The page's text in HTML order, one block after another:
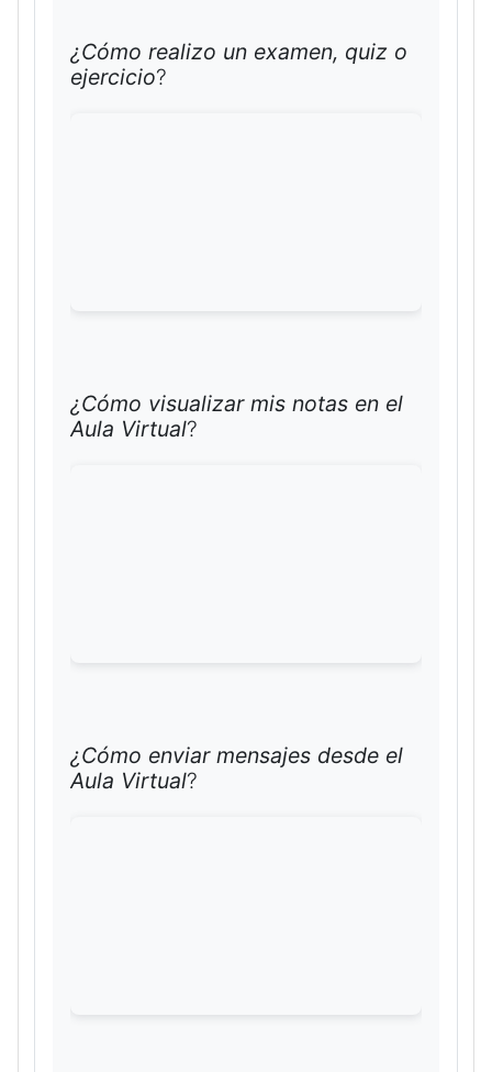
¿Cómo realizo un examen, quiz o
ejercicio?
¿Cómo visualizar mis notas en el
Aula Virtual?
¿Cómo enviar mensajes desde el
Aula Virtual?